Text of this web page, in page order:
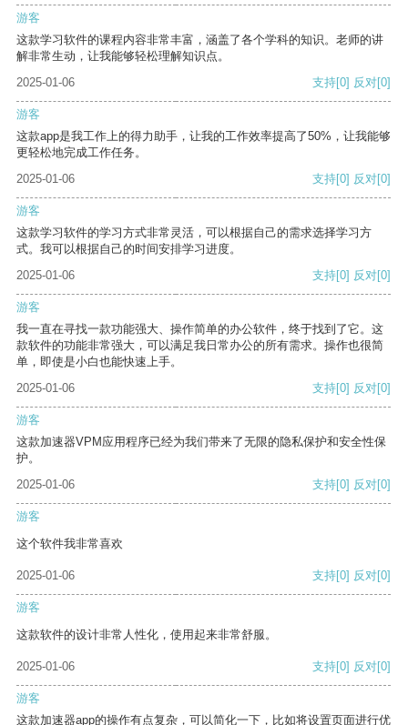
游客
这款学习软件的课程内容非常丰富，涵盖了各个学科的知识。老师的讲
解非常生动，让我能够轻松理解知识点。
2025-01-06
支持[0] 反对[0]
游客
这款app是我工作上的得力助手，让我的工作效率提高了50%，让我能够
更轻松地完成工作任务。
2025-01-06
支持[0] 反对[0]
游客
这款学习软件的学习方式非常灵活，可以根据自己的需求选择学习方
式。我可以根据自己的时间安排学习进度。
2025-01-06
支持[0] 反对[0]
游客
我一直在寻找一款功能强大、操作简单的办公软件，终于找到了它。这
款软件的功能非常强大，可以满足我日常办公的所有需求。操作也很简
单，即使是小白也能快速上手。
2025-01-06
支持[0] 反对[0]
游客
这款加速器VPM应用程序已经为我们带来了无限的隐私保护和安全性保
护。
2025-01-06
支持[0] 反对[0]
游客
这个软件我非常喜欢
2025-01-06 支持[0] 反对[0]
游客
这款软件的设计非常人性化，使用起来非常舒服。
2025-01-06 支持[0] 反对[0]
游客
这款加速器app的操作有点复杂，可以简化一下，比如将设置页面进行优